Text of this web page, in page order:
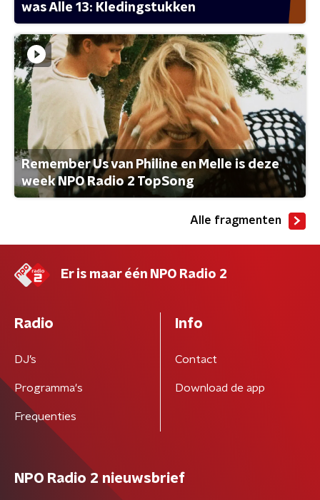
was Alle 13: Kledingstukken
Remember Us van Philine en Melle is deze
week NPO Radio 2 TopSong
Alle fragmenten
Er is maar één NPO Radio 2
Radio
DJ’s
Programma's
Frequenties
Info
Contact
Download de app
NPO Radio 2 nieuwsbrief